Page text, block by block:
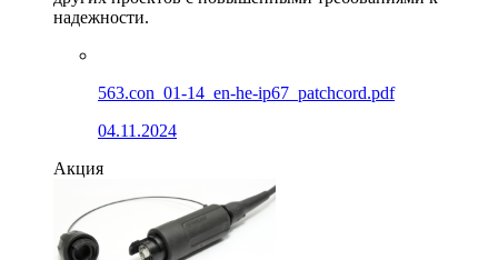
надежности.
563.con_01-14_en-he-ip67_patchcord.pdf
04.11.2024
Акция